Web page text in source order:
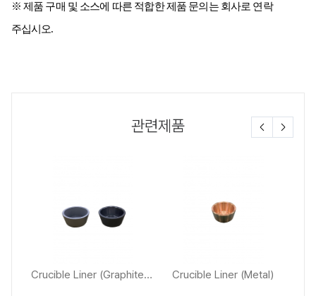
※ 제품 구매 및 소스에 따른 적합한 제품 문의는 회사로 연락
주십시오.
관련제품
Crucible Liner (Graphite / 함침) Crucible Liner (Metal)